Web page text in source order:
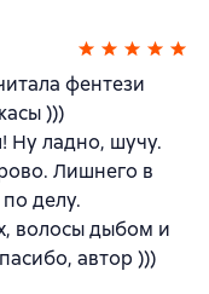
фентези
)))
Ну ладно, шучу.
Лишнего в
делу.
волосы дыбом и
автор )))